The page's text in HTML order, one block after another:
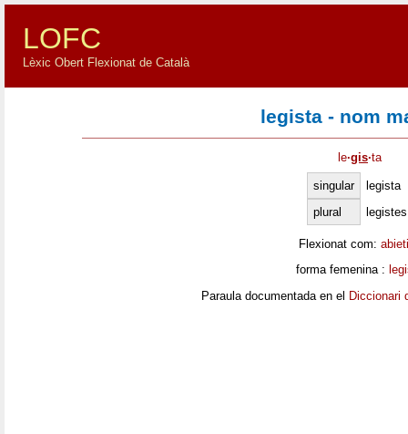
LOFC
Lèxic Obert Flexionat de Català
legista - nom
le·gis·ta
singular
legista
plural
legistes
Flexionat com:
forma femenina :
Paraula documentada en el Diccionari